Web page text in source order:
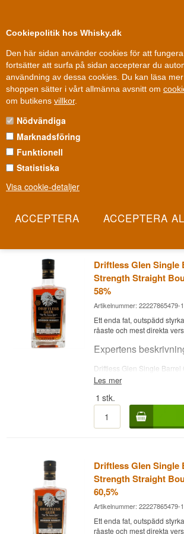
Cookiepolitik hos Whisky.dk
Den här sidan använder cookies för att
fortsätter att surfa på sidan accepterar du
användning av dessa cookies. Du kan läsa
shoppen sätter i vårt allmänna avsnitt om
om butikens villkor.
Nödvändiga
Marknadsföring
Funktionell
Statistiska
Visa cookie-detaljer
100 % Danskägt Ägt och
Whisky»Amerikansk whisky
DRIFTLESS GLEN
Driftless Glen ligger i Baraboo, Wisconsin,
säregna 'driftless'-landskapet som undgick
undviker kylfiltrering för att bevara varje
landskapet.
Driftless Glen Single
Strength Straight
58%
Artikelnummer: 22227865479-
Ett enda fat, outspädd
råaste och mest direkta
Expertens
Driftless Glen Single Barrel
Straight Bourbon Whiskey
eller spädning, vid
Distillery grundades 2012 i
av Brian och Reneé Bemis,
efter en plats med rätt korn-
gick förbi. Destilleriet ligger
byggnad från 1800-talet vid
Circus World, och
to-glass från lokalt korn och
Smaknoter
Les mer
1 stk.
Driftless Glen Single
Strength Straight
60,5%
Artikelnummer: 22227865479-
Ett enda fat, outspädd
råaste och mest direkta